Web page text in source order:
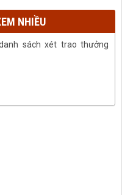
NHIỀU
sách xét trao thưởng